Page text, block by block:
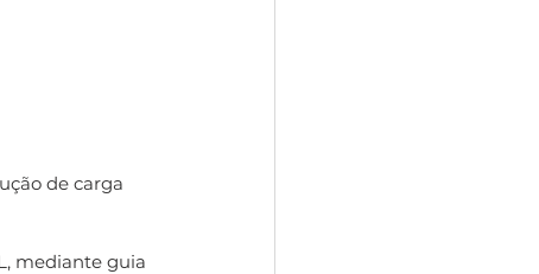
de carga
mediante guia